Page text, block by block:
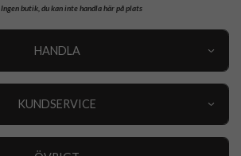
Ingen butik, du kan inte handla här på plats
HANDLA
KUNDSERVICE